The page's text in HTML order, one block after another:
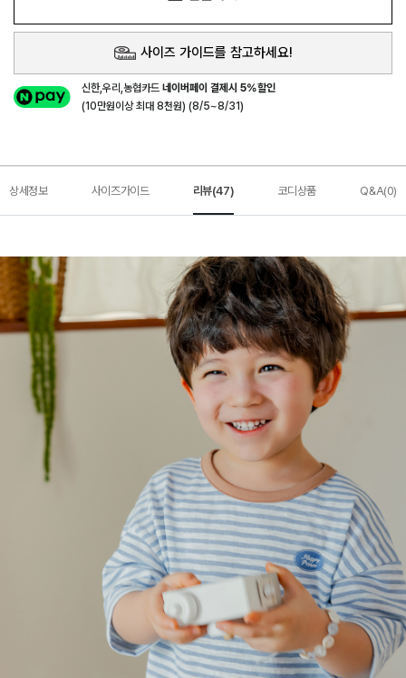
사이즈 가이드를 참고하세요!
신한,우리,농협카드네이버페이 결제시 5%할인
(10만원이상 최대 8천원) (8/5~8/31)
상세정보 사이즈가이드 리뷰(47) 코디상품 Q&A(0)